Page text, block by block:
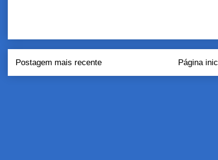
Postagem mais recente Página